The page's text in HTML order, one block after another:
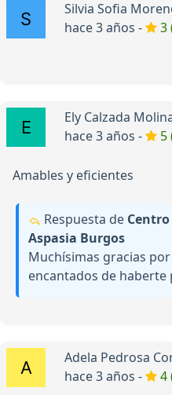
Silvia Sofia
hace 3 años -
3
Ely Calzada
hace 3 años -
5
Amables y eficientes
Respuesta de
Aspasia Burgos
Muchísimas gracias
encantados de haberte
Adela Pedrosa
hace 3 años -
4